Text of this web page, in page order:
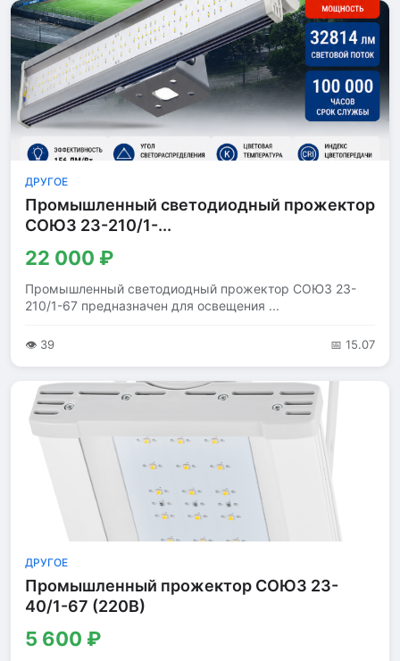
ДРУГОЕ
Промышленный светодиодный прожектор
СОЮЗ 23-210/1-...
22 000 ₽
Промышленный светодиодный прожектор СОЮЗ 23-
210/1-67 предназначен для освещения ...
👁 39 📅 15.07
ДРУГОЕ
Промышленный прожектор СОЮЗ 23-
40/1-67 (220В)
5 600 ₽